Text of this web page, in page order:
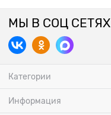
МЫ В СОЦ СЕТЯХ
Категории
Информация